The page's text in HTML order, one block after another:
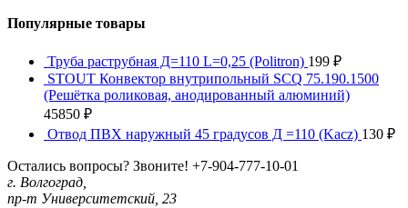
Популярные товары
Труба раструбная Д=110 L=0,25 (Politron) 199 ₽
STOUT Конвектор внутрипольный SCQ 75.190.1500
(Решётка роликовая, анодированный алюминий)
45850 ₽
Отвод ПВХ наружный 45 градусов Д =110 (Kacz) 130 ₽
Остались вопросы? Звоните! +7-904-777-10-01
г. Волгоград,
пр-т Университетский, 23